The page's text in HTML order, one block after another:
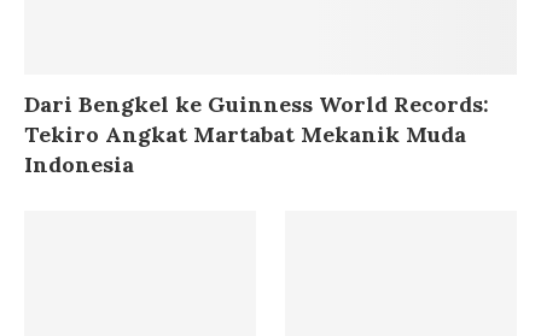
Dari Bengkel ke Guinness World Records:
Tekiro Angkat Martabat Mekanik Muda
Indonesia